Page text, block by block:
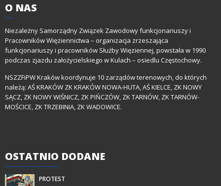
O NAS
Niezależny Samorządny Związek Zawodowy funkcjonariuszy i
Pracowników Więziennictwa – organizacja zrzeszająca
funkcjonariuszy i pracowników Służby Więziennej, powstała w 1990
podczas zjazdu założycielskiego w Kulach – osiedlu Częstochowy.
NSZZFiPW Kraków koordynuje 10 zarządów terenowych, do których
należą: AŚ KRAKÓW ZK KRAKÓW NOWA-HUTA, AŚ KIELCE, ZK NOWY
SĄCZ, ZK NOWY WIŚNICZ, ZK PIŃCZÓW, ZK TARNÓW, ZK TARNÓW-
MOŚCICE, ZK TRZEBINIA, ZK WADOWICE.
OSTATNIO DODANE
PROTEST